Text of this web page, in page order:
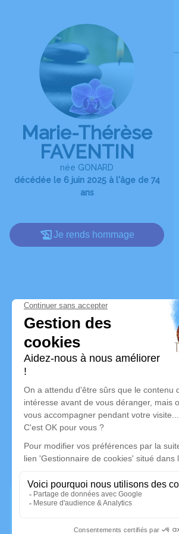
Marie-Thérèse
FAVENTIN
née GONARD
décédée le 6 juin 2025 à l'âge de 74
ans
Je rends hommage